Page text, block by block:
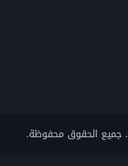
. جميع الحقوق محفوظة.